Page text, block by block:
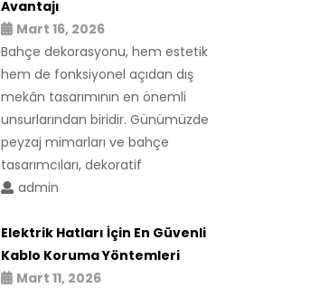
Avantajı
Mart 16, 2026
Bahçe dekorasyonu, hem estetik
hem de fonksiyonel açıdan dış
mekân tasarımının en önemli
unsurlarından biridir. Günümüzde
peyzaj mimarları ve bahçe
tasarımcıları, dekoratif
admin
Elektrik Hatları İçin En Güvenli
Kablo Koruma Yöntemleri
Mart 11, 2026